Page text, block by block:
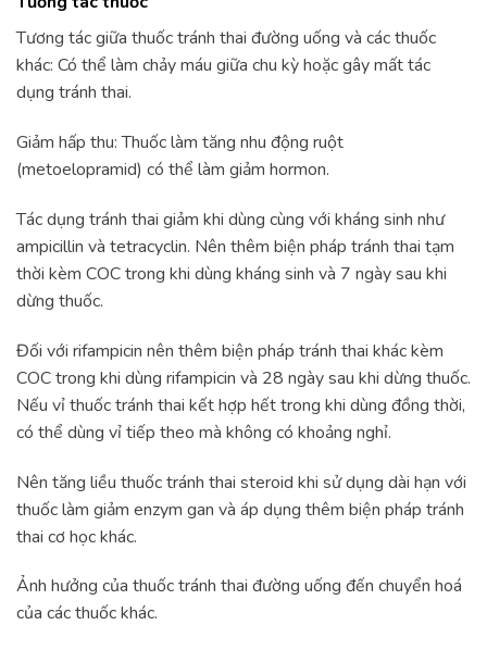
Tương tác giữa thuốc tránh thai đường uống và các thuốc
khác: Có thể làm chảy máu giữa chu kỳ hoặc gây mất tác
dụng tránh thai.
Giảm hấp thu: Thuốc làm tăng nhu động ruột
(metoelopramid) có thể làm giảm hormon.
Tác dụng tránh thai giảm khi dùng cùng với kháng sinh như
ampicillin và tetracyclin. Nên thêm biện pháp tránh thai tạm
thời kèm COC trong khi dùng kháng sinh và 7 ngày sau khi
dừng thuốc.
Đối với rifampicin nên thêm biện pháp tránh thai khác kèm
COC trong khi dùng rifampicin và 28 ngày sau khi dừng thuốc.
Nếu vỉ thuốc tránh thai kết hợp hết trong khi dùng đồng thời,
có thể dùng vỉ tiếp theo mà không có khoảng nghỉ.
Nên tăng liều thuốc tránh thai steroid khi sử dụng dài hạn với
thuốc làm giảm enzym gan và áp dụng thêm biện pháp tránh
thai cơ học khác.
Ảnh hưởng của thuốc tránh thai đường uống đến chuyển hoá
của các thuốc khác.